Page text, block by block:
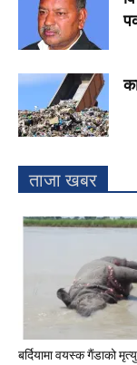
ताजा खबर
बर्दियामा वयस्क गैंडाको मृत्यु